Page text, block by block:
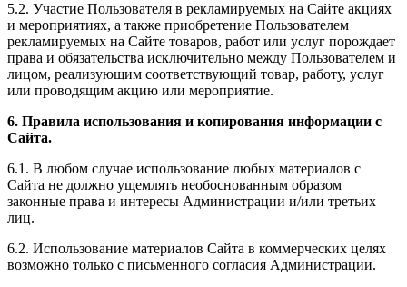
5.2. Участие Пользователя в рекламируемых на Сайте акциях
и мероприятиях, а также приобретение Пользователем
рекламируемых на Сайте товаров, работ или услуг порождает
права и обязательства исключительно между Пользователем и
лицом, реализующим соответствующий товар, работу, услуг
или проводящим акцию или мероприятие.
6. Правила использования и копирования информации с
Сайта.
6.1. В любом случае использование любых материалов с
Сайта не должно ущемлять необоснованным образом
законные права и интересы Администрации и/или третьих
лиц.
6.2. Использование материалов Сайта в коммерческих целях
возможно только с письменного согласия Администрации.